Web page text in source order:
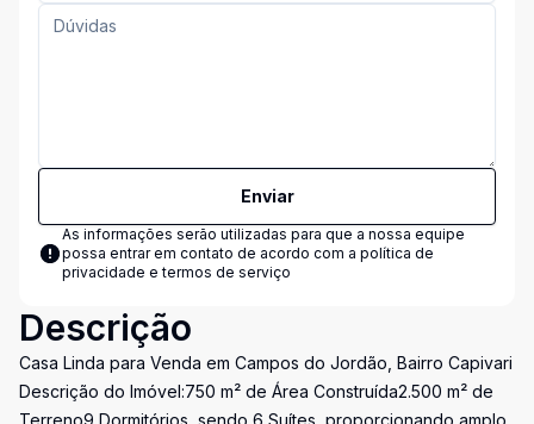
Enviar
As informações serão utilizadas para que a nossa equipe
possa entrar em contato de acordo com a política de
privacidade e termos de serviço
Descrição
Casa Linda para Venda em Campos do Jordão, Bairro Capivari
Descrição do Imóvel:750 m² de Área Construída2.500 m² de
Terreno9 Dormitórios, sendo 6 Suítes, proporcionando amplo